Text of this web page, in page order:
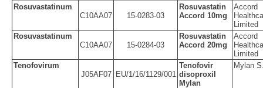
Rosuvastatinum
C10AA07
15-0283-03
Rosuvastatin
Accord 10mg
Accord
Limited
Rosuvastatinum
C10AA07
15-0284-03
Rosuvastatin
Accord 20mg
Accord
Limited
Tenofovirum
J05AF07
EU/1/16/1129/001
Tenofovir
disoproxil
Mylan
Mylan